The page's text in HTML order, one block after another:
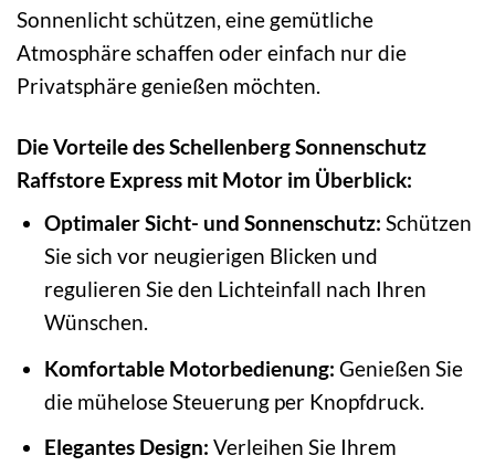
Sonnenlicht schützen, eine gemütliche
Atmosphäre schaffen oder einfach nur die
Privatsphäre genießen möchten.
Die Vorteile des Schellenberg Sonnenschutz
Raffstore Express mit Motor im Überblick:
Optimaler Sicht- und Sonnenschutz: Schützen
Sie sich vor neugierigen Blicken und
regulieren Sie den Lichteinfall nach Ihren
Wünschen.
Komfortable Motorbedienung: Genießen Sie
die mühelose Steuerung per Knopfdruck.
Elegantes Design: Verleihen Sie Ihrem